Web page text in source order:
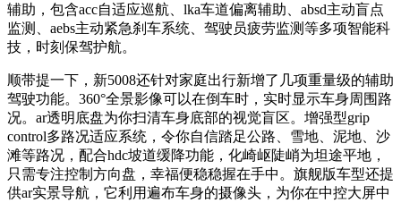
辅助，包含acc自适应巡航、lka车道偏离辅助、absd主动盲点
监测、aebs主动紧急刹车系统、驾驶员疲劳监测等多项智能科
技，时刻保驾护航。
顺带提一下，新5008还针对家庭出行新增了几项重量级的辅助
驾驶功能。360°全景影像可以在倒车时，实时显示车身周围路
况。ar透明底盘为你扫清车身底部的视觉盲区。增强型grip
control多路况适应系统，令你自信踏足公路、雪地、泥地、沙
滩等路况，配合hdc坡道缓降功能，化崎岖陡峭为坦途平地，
只需专注控制方向盘，幸福便稳稳握在手中。旗舰版车型还提
供ar实景导航，它利用遍布车身的摄像头，为你在中控大屏中